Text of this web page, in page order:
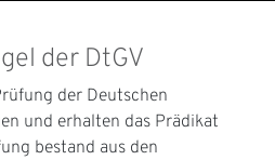
der DtGV
der Deutschen
und erhalten das Prädikat
bestand aus den